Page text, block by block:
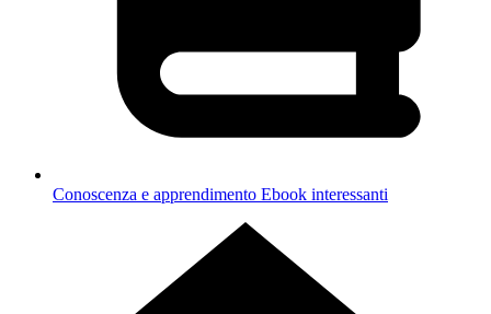
Conoscenza e apprendimento Ebook interessanti